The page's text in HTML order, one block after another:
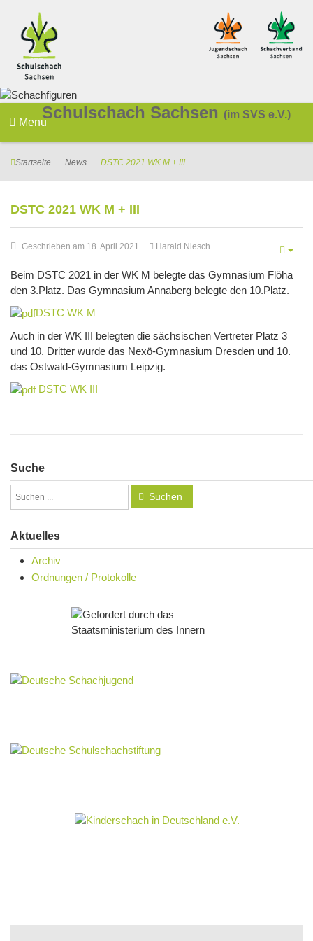
Schulschach Sachsen (im SVS e.V.)
Menu
Startseite News DSTC 2021 WK M + III
DSTC 2021 WK M + III
Geschrieben am 18. April 2021 Harald Niesch
Beim DSTC 2021 in der WK M belegte das Gymnasium Flöha
den 3.Platz. Das Gymnasium Annaberg belegte den 10.Platz.
DSTC WK M
Auch in der WK III belegten die sächsischen Vertreter Platz 3
und 10. Dritter wurde das Nexö-Gymnasium Dresden und 10.
das Ostwald-Gymnasium Leipzig.
DSTC WK III
Suche
Suchen
Aktuelles
Archiv
Ordnungen / Protokolle